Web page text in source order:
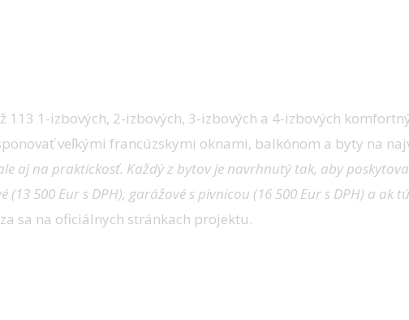
113 1-izbových, 2-izbových, 3-izbových a 4-izbových
veľkými francúzskymi oknami, balkónom a byty na
aj na praktickosť. Každý z bytov je navrhnutý tak, aby
500 Eur s DPH), garážové s pivnicou (16 500 Eur s DPH) a
sa na oficiálnych stránkach projektu.